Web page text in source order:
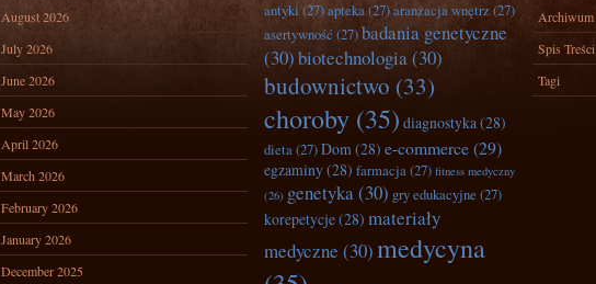
August 2026
July 2026
June 2026
May 2026
April 2026
March 2026
February 2026
January 2026
December 2025
antyki(27)apteka(27)aranżacja wnętrz(27)
asertywność (27)badania genetyczne
(30)biotechnologia(30)
budownictwo (33)
choroby (35) diagnostyka(28)
dieta(27)Dom(28) e-commerce(29)
egzaminy(28) farmacja(27) fitness medyczny
(26) genetyka(30) gry edukacyjne (27)
korepetycje(28) materiały
medyczne (30)medycyna
Archiwum
Spis Treści
Tagi